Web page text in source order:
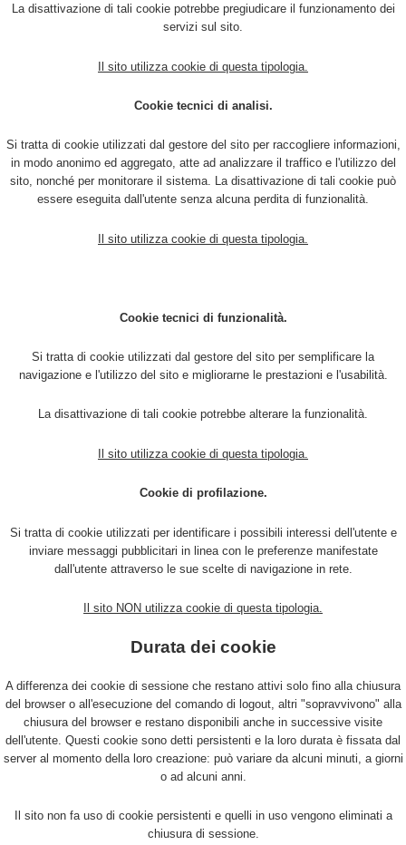
La disattivazione di tali cookie potrebbe pregiudicare il funzionamento dei
servizi sul sito.
Il sito utilizza cookie di questa tipologia.
Cookie tecnici di analisi.
Si tratta di cookie utilizzati dal gestore del sito per raccogliere informazioni,
in modo anonimo ed aggregato, atte ad analizzare il traffico e l'utilizzo del
sito, nonché per monitorare il sistema. La disattivazione di tali cookie può
essere eseguita dall'utente senza alcuna perdita di funzionalità.
Il sito utilizza cookie di questa tipologia.
Cookie tecnici di funzionalità.
Si tratta di cookie utilizzati dal gestore del sito per semplificare la
navigazione e l'utilizzo del sito e migliorarne le prestazioni e l'usabilità.
La disattivazione di tali cookie potrebbe alterare la funzionalità.
Il sito utilizza cookie di questa tipologia.
Cookie di profilazione.
Si tratta di cookie utilizzati per identificare i possibili interessi dell'utente e
inviare messaggi pubblicitari in linea con le preferenze manifestate
dall'utente attraverso le sue scelte di navigazione in rete.
Il sito NON utilizza cookie di questa tipologia.
Durata dei cookie
A differenza dei cookie di sessione che restano attivi solo fino alla chiusura
del browser o all'esecuzione del comando di logout, altri "sopravvivono" alla
chiusura del browser e restano disponibili anche in successive visite
dell'utente. Questi cookie sono detti persistenti e la loro durata è fissata dal
server al momento della loro creazione: può variare da alcuni minuti, a giorni
o ad alcuni anni.
Il sito non fa uso di cookie persistenti e quelli in uso vengono eliminati a
chiusura di sessione.